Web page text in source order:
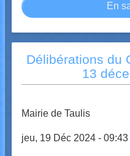
En
Délibérations du
13
Mairie de Taulis
jeu, 19 Déc 2024 - 09:43